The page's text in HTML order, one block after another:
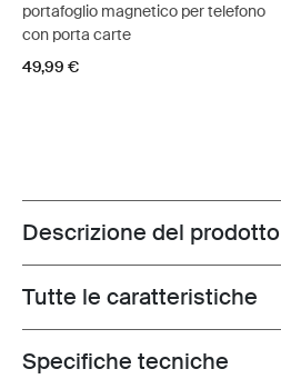
portafoglio magnetico per telefono
con porta carte
49,99 €
Toggle overview
Descrizione del prodotto
Toggle features
Tutte le caratteristiche
Toggle techspec
Specifiche tecniche